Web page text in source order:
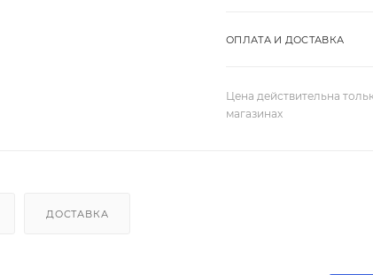
ОПЛАТА И ДОСТАВКА
Цена действительна
магазинах
ДОСТАВКА